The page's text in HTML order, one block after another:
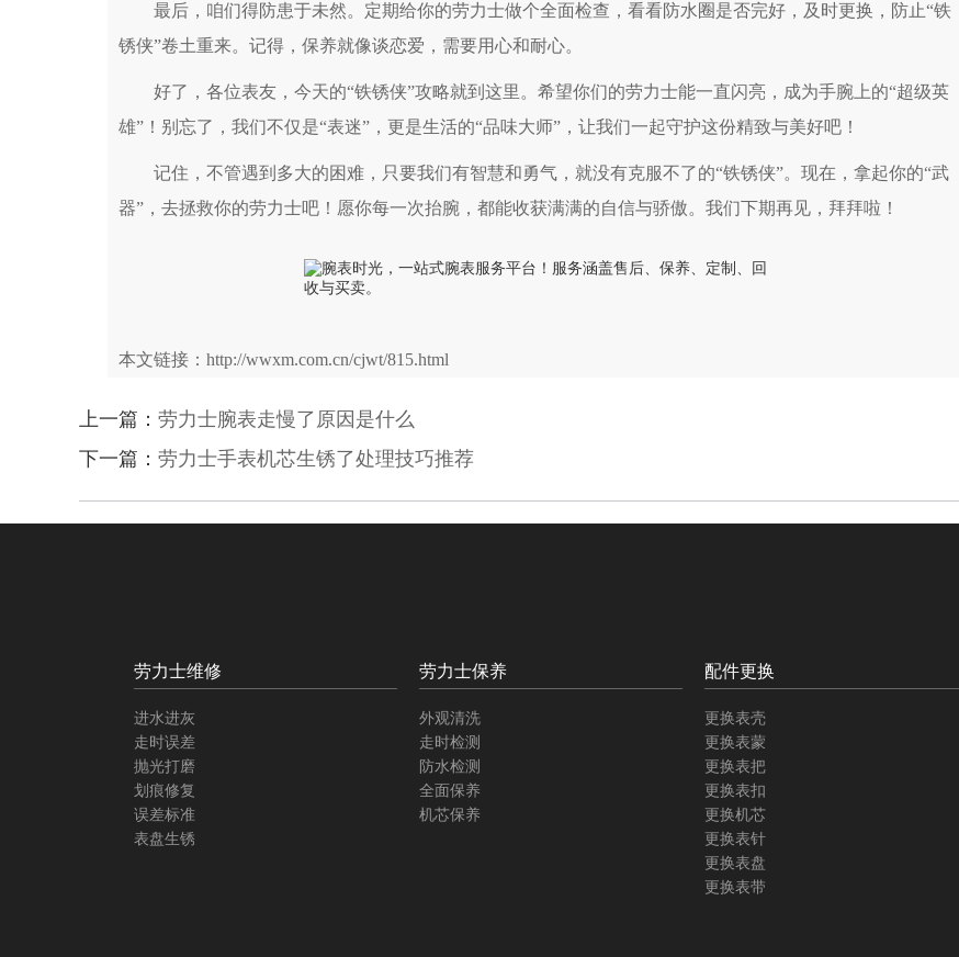
最后，咱们得防患于未然。定期给你的劳力士做个全面检查，看看防水圈是否完好，及时更换，防止“铁
锈侠”卷土重来。记得，保养就像谈恋爱，需要用心和耐心。
好了，各位表友，今天的“铁锈侠”攻略就到这里。希望你们的劳力士能一直闪亮，成为手腕上的“超级英
雄”！别忘了，我们不仅是“表迷”，更是生活的“品味大师”，让我们一起守护这份精致与美好吧！
记住，不管遇到多大的困难，只要我们有智慧和勇气，就没有克服不了的“铁锈侠”。现在，拿起你的“武
器”，去拯救你的劳力士吧！愿你每一次抬腕，都能收获满满的自信与骄傲。我们下期再见，拜拜啦！
本文链接：http://wwxm.com.cn/cjwt/815.html
上一篇： 劳力士腕表走慢了原因是什么
下一篇： 劳力士手表机芯生锈了处理技巧推荐
劳力士维修
进水进灰
走时误差
抛光打磨
划痕修复
误差标准
表盘生锈
劳力士保养
外观清洗
走时检测
防水检测
全面保养
机芯保养
配件更换
更换表壳
更换表蒙
更换表把
更换表扣
更换机芯
更换表针
更换表盘
更换表带